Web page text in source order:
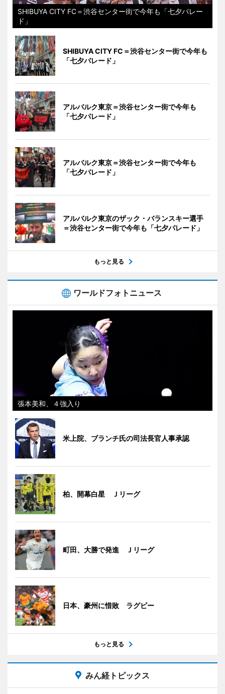
SHIBUYA CITY FC＝渋谷センター街で今年も「七夕パレー
ド」
SHIBUYA CITY FC＝渋谷センター街で今年も
「七夕パレード」
アルバルク東京＝渋谷センター街で今年も
「七夕パレード」
アルバルク東京＝渋谷センター街で今年も
「七夕パレード」
アルバルク東京のザック・バランスキー選手
＝渋谷センター街で今年も「七夕パレード」
もっと見る
ワールドフォトニュース
張本美和、４強入り
米上院、ブランチ氏の司法長官人事承認
柏、開幕白星 Ｊリーグ
町田、大勝で発進 Ｊリーグ
日本、豪州に惜敗 ラグビー
もっと見る
みん経トピックス